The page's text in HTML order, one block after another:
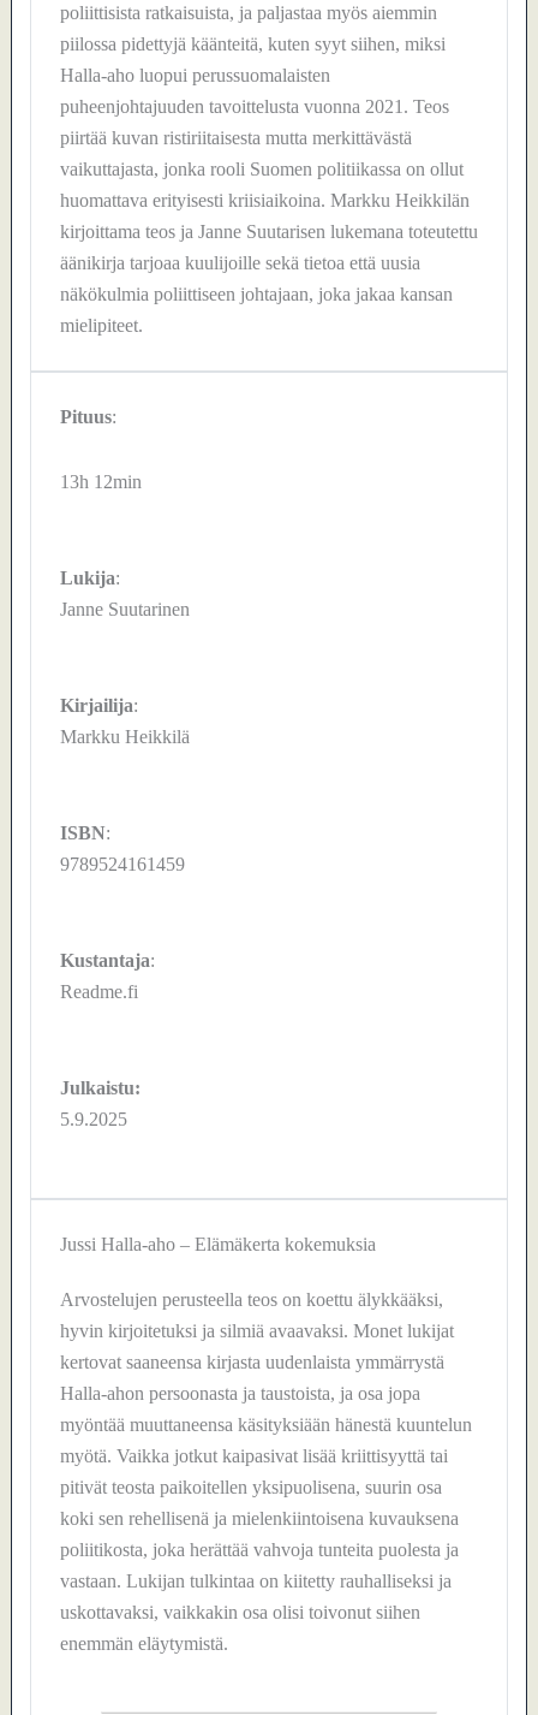
poliittisista ratkaisuista, ja paljastaa myös aiemmin
piilossa pidettyjä käänteitä, kuten syyt siihen, miksi
Halla-aho luopui perussuomalaisten
puheenjohtajuuden tavoittelusta vuonna 2021. Teos
piirtää kuvan ristiriitaisesta mutta merkittävästä
vaikuttajasta, jonka rooli Suomen politiikassa on ollut
huomattava erityisesti kriisiaikoina. Markku Heikkilän
kirjoittama teos ja Janne Suutarisen lukemana toteutettu
äänikirja tarjoaa kuulijoille sekä tietoa että uusia
näkökulmia poliittiseen johtajaan, joka jakaa kansan
mielipiteet.
Pituus:
13h 12min
Lukija:
Janne Suutarinen
Kirjailija:
Markku Heikkilä
ISBN:
9789524161459
Kustantaja:
Readme.fi
Julkaistu:
5.9.2025
Jussi Halla-aho – Elämäkerta kokemuksia
Arvostelujen perusteella teos on koettu älykkääksi,
hyvin kirjoitetuksi ja silmiä avaavaksi. Monet lukijat
kertovat saaneensa kirjasta uudenlaista ymmärrystä
Halla-ahon persoonasta ja taustoista, ja osa jopa
myöntää muuttaneensa käsityksiään hänestä kuuntelun
myötä. Vaikka jotkut kaipasivat lisää kriittisyyttä tai
pitivät teosta paikoitellen yksipuolisena, suurin osa
koki sen rehellisenä ja mielenkiintoisena kuvauksena
poliitikosta, joka herättää vahvoja tunteita puolesta ja
vastaan. Lukijan tulkintaa on kiitetty rauhalliseksi ja
uskottavaksi, vaikkakin osa olisi toivonut siihen
enemmän eläytymistä.